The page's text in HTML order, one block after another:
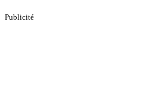
Publicité